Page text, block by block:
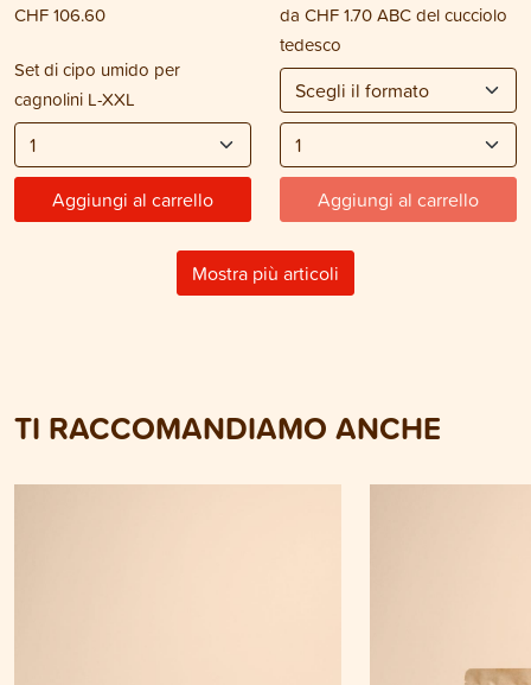
CHF 106.60
Set di cipo umido per
cagnolini L-XXL
Aggiungi al carrello
da CHF 1.70ABC del cucciolo
tedesco
Aggiungi al carrello
Mostra più articoli
TI RACCOMANDIAMO ANCHE